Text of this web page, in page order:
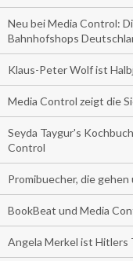
Neu bei Media Control:
Bahnhofshops
Klaus-Peter Wolf ist
Media Control zeigt die
Seyda Taygur's
Control
Promibuecher, die
BookBeat und Media
Angela Merkel ist Hitlers